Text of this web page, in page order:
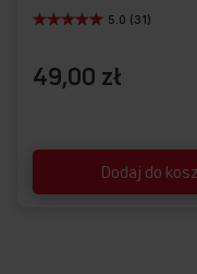
49,00 zł
Dodaj do
5.0 (31)